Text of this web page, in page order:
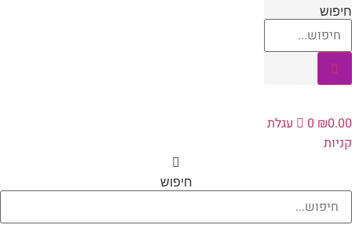
דלג
לתוכן
חיפוש
₪0.00
0
עגלת
קניות
חיפוש